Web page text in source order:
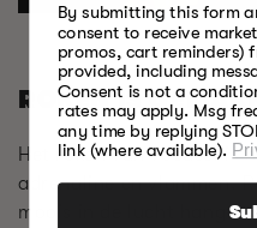
ROKEN IS
Het roken van voedsel is
adrenaline en vlammen.
moois in de lucht hangt.
By submitting this form
consent to receive
promos, cart reminders)
provided, including
Consent is not a
rates may apply. Msg
any time by replying
link (where available).